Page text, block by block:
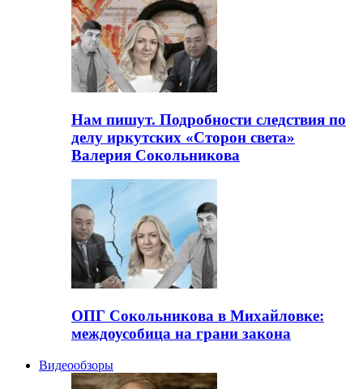
Нам пишут. Подробности следствия по
делу иркутских «Сторон света»
Валерия Сокольникова
ОПГ Сокольникова в Михайловке:
междоусобица на грани закона
Видеообзоры